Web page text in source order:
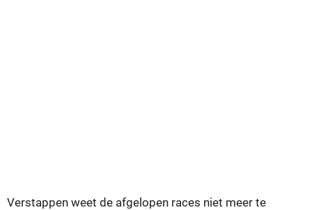
Verstappen weet de afgelopen races niet meer te